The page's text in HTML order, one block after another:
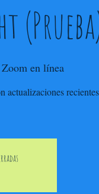
en línea
actualizaciones